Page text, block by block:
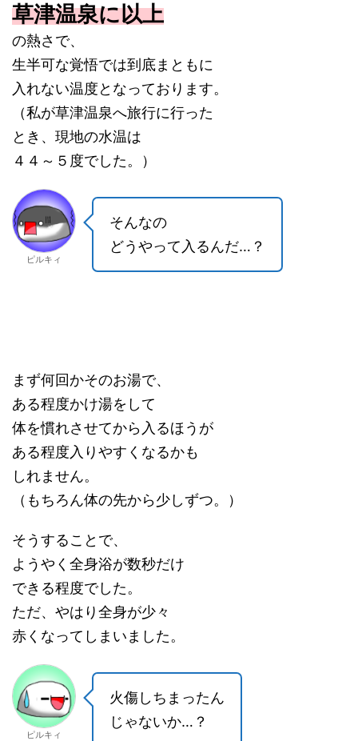
草津温泉に以上
の熱さで、
生半可な覚悟では到底まともに
入れない温度となっております。
（私が草津温泉へ旅行に行った
とき、現地の水温は
４４～５度でした。）
ピルキィ
そんなの
どうやって入るんだ…？
まず何回かそのお湯で、
ある程度かけ湯をして
体を慣れさせてから入るほうが
ある程度入りやすくなるかも
しれません。
（もちろん体の先から少しずつ。）
そうすることで、
ようやく全身浴が数秒だけ
できる程度でした。
ただ、やはり全身が少々
赤くなってしまいました。
ピルキィ
火傷しちまったん
じゃないか…？